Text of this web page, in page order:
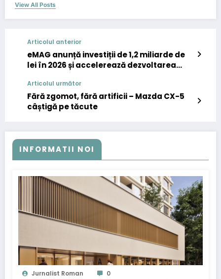
View All Posts
Articolul anterior
eMAG anunță investiții de 1,2 miliarde de
lei în 2026 și accelerează dezvoltarea
inteligență artificială
Articolul următor
Fără zgomot, fără artificii – Mazda CX-5
câștigă pe tăcute
INFORMATII NOI
Jurnalist Roman 0